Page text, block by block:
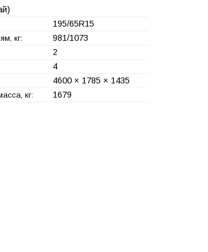
195/65R15
кг: 981/1073
2
4
4600 × 1785 × 1435
кг: 1679